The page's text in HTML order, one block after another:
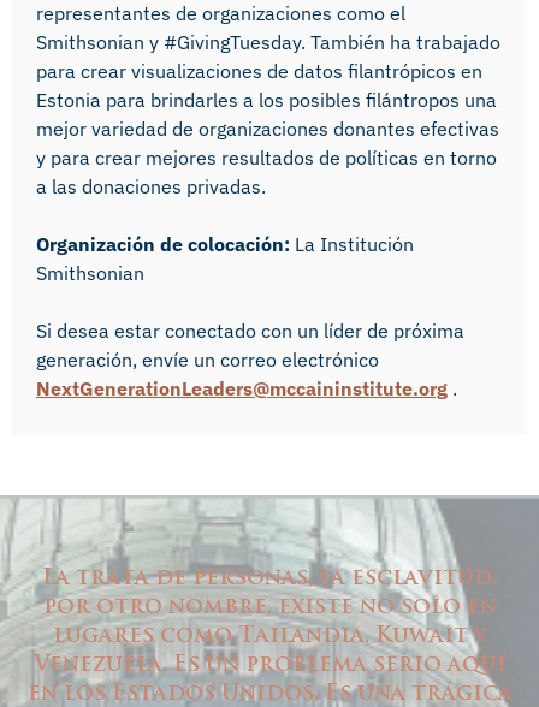
representantes de organizaciones como el
Smithsonian y #GivingTuesday. También ha trabajado
para crear visualizaciones de datos filantrópicos en
Estonia para brindarles a los posibles filántropos una
mejor variedad de organizaciones donantes efectivas
y para crear mejores resultados de políticas en torno
a las donaciones privadas.
Organización de colocación: La Institución
Smithsonian
Si desea estar conectado con un líder de próxima
generación, envíe un correo electrónico
NextGenerationLeaders@mccaininstitute.org .
La trata de personas, la esclavitud,
por otro nombre, existe no solo en
lugares como Tailandia, Kuwait y
Venezuela. Es un problema serio aquí
en los Estados Unidos. Es una trágica